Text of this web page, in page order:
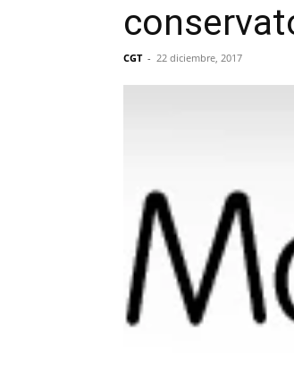
CGT - 22 diciembre, 2017